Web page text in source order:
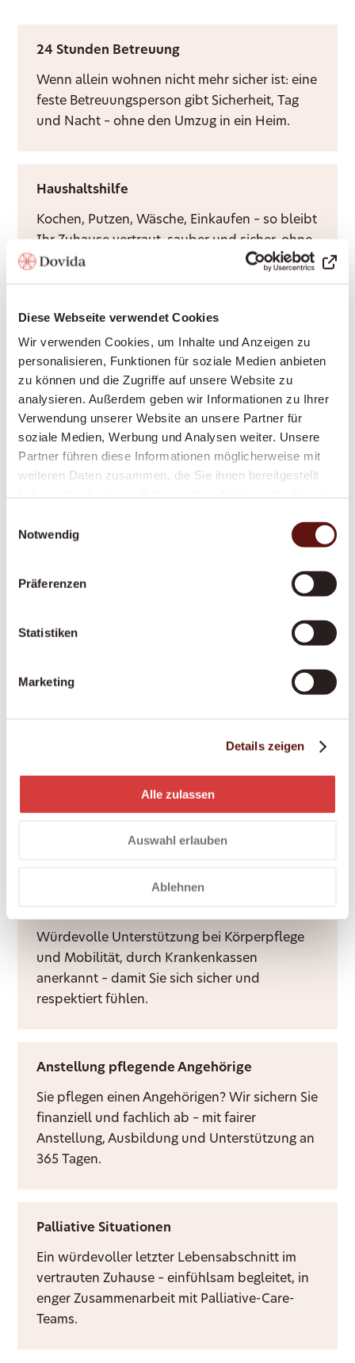
Diese Webseite verwendet Cookies
Wir verwenden Cookies, um Inhalte und Anzeigen zu
personalisieren, Funktionen für soziale Medien anbieten
zu können und die Zugriffe auf unsere Website zu
analysieren. Außerdem geben wir Informationen zu Ihrer
Verwendung unserer Website an unsere Partner für
soziale Medien, Werbung und Analysen weiter. Unsere
Partner führen diese Informationen möglicherweise mit
weiteren Daten zusammen, die Sie ihnen bereitgestellt
Notwendig
Präferenzen
Statistiken
Marketing
Details zeigen
Alle zulassen
Auswahl erlauben
Ablehnen
24 Stunden Betreuung
Wenn allein wohnen nicht mehr sicher ist: eine
feste Betreuungsperson gibt Sicherheit, Tag
und Nacht – ohne den Umzug in ein Heim.
Haushaltshilfe
Kochen, Putzen, Wäsche, Einkaufen – so bleibt
Ihr Zuhause vertraut, sauber und sicher, ohne
dass Sie es allein bewältigen müssen.
Eine feste, geduldige Betreuungsperson, die
Struktur, Sicherheit und Vertrautheit in den
Alltag bringt – speziell geschult im Umgang
mit Demenz.
Gesicht im Alltag – gegen Einsamkeit und für
Vom Spital nach Hause
nach dem Spitalaustritt – von der Abholung
Ruhige Nächte für Sie und Ihre Angehörigen –
ganz nach Bedarf.
Würdevolle Unterstützung bei Körperpflege
und Mobilität, durch Krankenkassen
anerkannt – damit Sie sich sicher und
respektiert fühlen.
Anstellung pflegende Angehörige
Sie pflegen einen Angehörigen? Wir sichern Sie
finanziell und fachlich ab – mit fairer
Anstellung, Ausbildung und Unterstützung an
365 Tagen.
Palliative Situationen
Ein würdevoller letzter Lebensabschnitt im
vertrauten Zuhause – einfühlsam begleitet, in
enger Zusammenarbeit mit Palliative-Care-
Teams.